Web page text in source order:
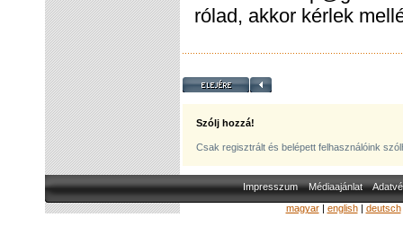
rólad, akkor kérlek
Szólj hozzá!
Csak regisztrált és belépett felhasználóink
Impresszum Médiaajánlat
magyar| english| deutsch